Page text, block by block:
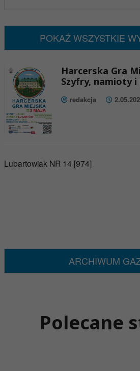
POKAŻ WSZYSTKIE
Harcerska Gra
Szyfry, namioty
redakcja
Lubartowiak NR 14 [974]
ARCHIWUM
Polecane